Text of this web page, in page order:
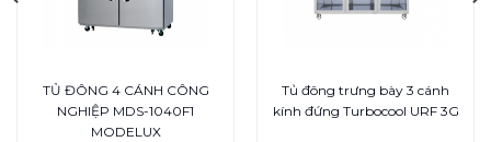
TỦ ĐÔNG 4 CÁNH CÔNG
NGHIỆP MDS-1040F1
MODELUX
Tủ đông trưng bày 3 cánh
kính đứng Turbocool URF 3G